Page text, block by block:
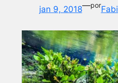
jan 9, 2018—por